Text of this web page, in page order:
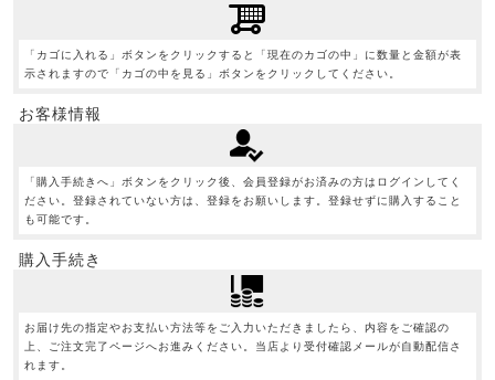
「カゴに入れる」ボタンをクリックすると「現在のカゴの中」に数量と金額が表
示されますので「カゴの中を見る」ボタンをクリックしてください。
お客様情報
「購入手続きへ」ボタンをクリック後、会員登録がお済みの方はログインしてく
ださい。登録されていない方は、登録をお願いします。登録せずに購入すること
も可能です。
購入手続き
お届け先の指定やお支払い方法等をご入力いただきましたら、内容をご確認の
上、ご注文完了ページへお進みください。当店より受付確認メールが自動配信さ
れます。